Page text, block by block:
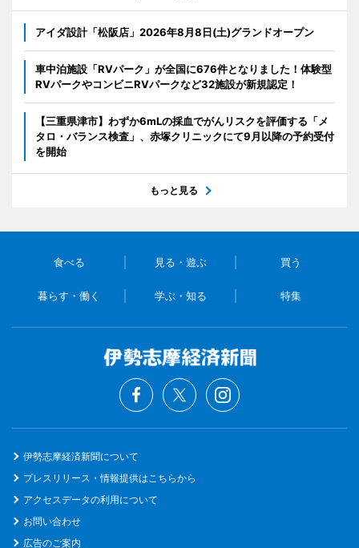
アイダ設計「松阪店」2026年8月8日(土)グランドオープン
車中泊施設「RVパーク」が全国に676件となりました！体験型
RVパークやコンビニRVパークなど32施設が新規認定！
【三重県津市】わずか6mLの採血でがんリスクを評価する「メ
タロ・バランス検査」、赤塚クリニックにて9月以降の予約受付
を開始
もっと見る
食べる 見る・遊ぶ 買う
暮らす・働く 学ぶ・知る 特集
伊勢志摩経済新聞について
プレスリリース・情報提供はこちらから
アクセスデータの利用について
お問い合わせ
広告のご案内